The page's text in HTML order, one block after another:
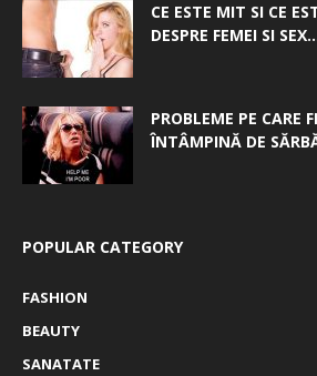
CE ESTE MIT SI CE
DESPRE FEMEI SI
PROBLEME PE CARE
ÎNTÂMPINĂ DE
POPULAR CATEGORY
FASHION
BEAUTY
SANATATE